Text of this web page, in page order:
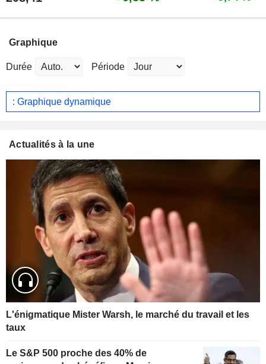
Graphique
Durée Période
: Graphique dynamique
Actualités à la une
L'énigmatique Mister Warsh, le marché du travail et les
taux
Le S&P 500 proche des 40% de